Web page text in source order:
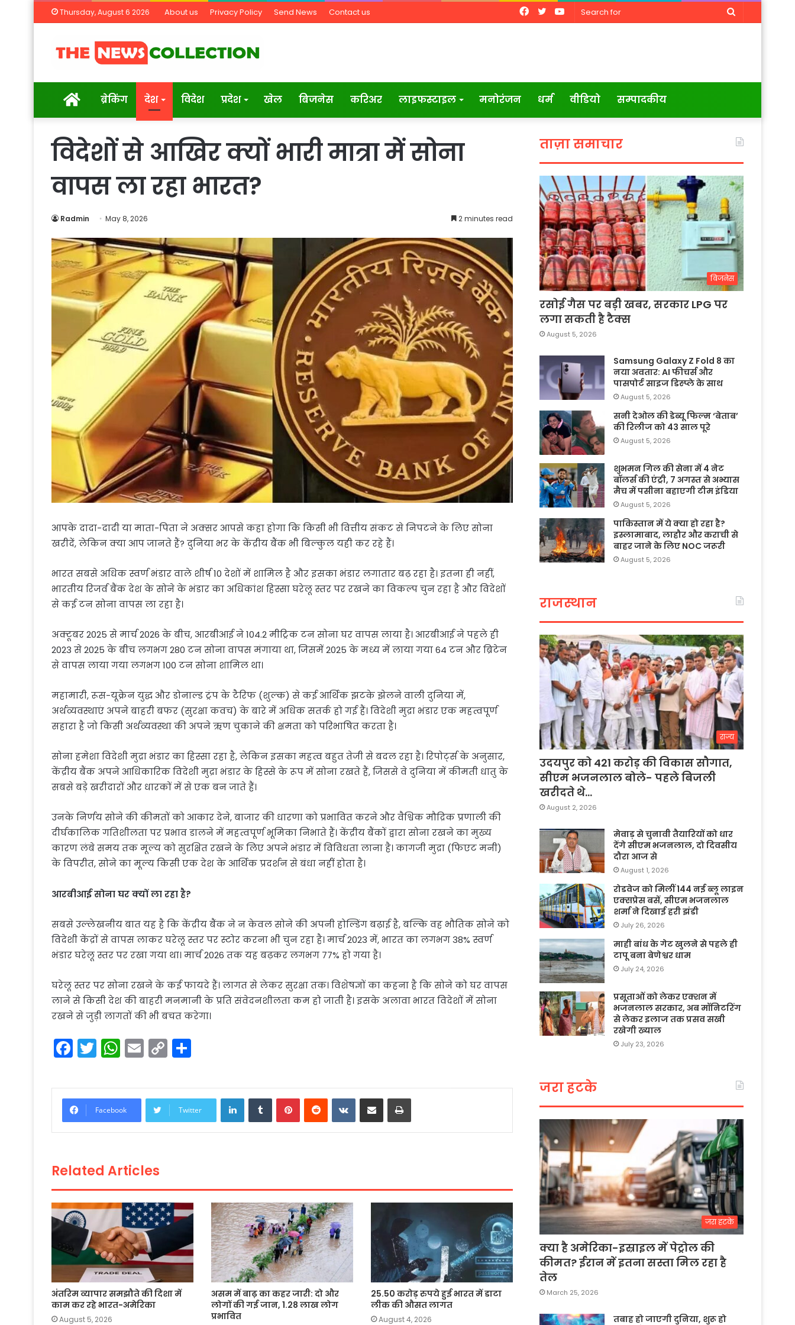
Thursday, August 6 2026 About us Privacy Policy Send News Contact us
Search
YouTube
Twitter
Facebook
Homeब्रेकिंग देश विदेश प्रदेश खेल बिजनेस करिअर लाइफस्टाइल मनोरंजन धर्म वीडियो सम्पादकीय
विदेशों से आखिर क्यों भारी मात्रा में सोना
वापस ला रहा भारत?
Radmin May 8, 2026 2 minutes read
आपके दादा-दादी या माता-पिता ने अक्सर आपसे कहा होगा कि किसी भी वित्तीय संकट से निपटने के लिए सोना
खरीदें, लेकिन क्या आप जानते हैं? दुनिया भर के केंद्रीय बैंक भी बिल्कुल यही कर रहे हैं।
भारत सबसे अधिक स्वर्ण भंडार वाले शीर्ष 10 देशों में शामिल है और इसका भंडार लगातार बढ़ रहा है। इतना ही नहीं,
भारतीय रिजर्व बैंक देश के सोने के भंडार का अधिकांश हिस्सा घरेलू स्तर पर रखने का विकल्प चुन रहा है और विदेशों
से कई टन सोना वापस ला रहा है।
अक्टूबर 2025 से मार्च 2026 के बीच, आरबीआई ने 104.2 मीट्रिक टन सोना घर वापस लाया है। आरबीआई ने पहले ही
2023 से 2025 के बीच लगभग 280 टन सोना वापस मंगाया था, जिसमें 2025 के मध्य में लाया गया 64 टन और ब्रिटेन
से वापस लाया गया लगभग 100 टन सोना शामिल था।
महामारी, रूस-यूक्रेन युद्ध और डोनाल्ड ट्रंप के टैरिफ (शुल्क) से कई आर्थिक झटके झेलने वाली दुनिया में,
अर्थव्यवस्थाएं अपने बाहरी बफर (सुरक्षा कवच) के बारे में अधिक सतर्क हो गई हैं। विदेशी मुद्रा भंडार एक महत्वपूर्ण
सहारा है जो किसी अर्थव्यवस्था की अपने ऋण चुकाने की क्षमता को परिभाषित करता है।
सोना हमेशा विदेशी मुद्रा भंडार का हिस्सा रहा है, लेकिन इसका महत्व बहुत तेजी से बदल रहा है। रिपोर्ट्स के अनुसार,
केंद्रीय बैंक अपने आधिकारिक विदेशी मुद्रा भंडार के हिस्से के रूप में सोना रखते हैं, जिससे वे दुनिया में कीमती धातु के
सबसे बड़े खरीदारों और धारकों में से एक बन जाते हैं।
उनके निर्णय सोने की कीमतों को आकार देने, बाजार की धारणा को प्रभावित करने और वैश्विक मौद्रिक प्रणाली की
दीर्घकालिक गतिशीलता पर प्रभाव डालने में महत्वपूर्ण भूमिका निभाते हैं। केंद्रीय बैंकों द्वारा सोना रखने का मुख्य
कारण लंबे समय तक मूल्य को सुरक्षित रखने के लिए अपने भंडार में विविधता लाना है। कागजी मुद्रा (फिएट मनी)
के विपरीत, सोने का मूल्य किसी एक देश के आर्थिक प्रदर्शन से बंधा नहीं होता है।
आरबीआई सोना घर क्यों ला रहा है?
सबसे उल्लेखनीय बात यह है कि केंद्रीय बैंक ने न केवल सोने की अपनी होल्डिंग बढ़ाई है, बल्कि वह भौतिक सोने को
विदेशी केंद्रों से वापस लाकर घरेलू स्तर पर स्टोर करना भी चुन रहा है। मार्च 2023 में, भारत का लगभग 38% स्वर्ण
भंडार घरेलू स्तर पर रखा गया था। मार्च 2026 तक यह बढ़कर लगभग 77% हो गया है।
घरेलू स्तर पर सोना रखने के कई फायदे हैं। लागत से लेकर सुरक्षा तक। विशेषज्ञों का कहना है कि सोने को घर वापस
लाने से किसी देश की बाहरी मनमानी के प्रति संवेदनशीलता कम हो जाती है। इसके अलावा भारत विदेशों में सोना
रखने से जुड़ी लागतों की भी बचत करेगा।
F
a
c
e
b
o
k
T
w
itt
er
W
h
a
ts
A
p
E
m
ai
l
C
o
p
y
Li
ar
e
Facebook Twitter
LinkedInTumblrPinterestReddit VKontakte
Share via Email Print
Related Articles
अंतरिम व्यापार समझौते की दिशा में
काम कर रहे भारत-अमेरिका
August 5, 2026
असम में बाढ़ का कहर जारी: दो और
लोगों की गई जान, 1.28 लाख लोग
प्रभावित
25.50 करोड़ रुपये हुई भारत में डाटा
लीक की औसत लागत
August 4, 2026
ताज़ा समाचार
बिजनेस
रसोई गैस पर बड़ी खबर, सरकार LPG पर
लगा सकती है टैक्स
August 5, 2026
Samsung Galaxy Z Fold 8 का
नया अवतार: AI फीचर्स और
पासपोर्ट साइज डिस्प्ले के साथ
August 5, 2026
सनी देओल की डेब्यू फिल्म ‘बेताब’
की रिलीज को 43 साल पूरे
August 5, 2026
शुभमन गिल की सेना में 4 नेट
बॉलर्स की एंट्री, 7 अगस्त से अभ्यास
मैच में पसीना बहाएगी टीम इंडिया
August 5, 2026
पाकिस्तान में ये क्या हो रहा है?
इस्लामाबाद, लाहौर और कराची से
बाहर जाने के लिए NOC जरूरी
August 5, 2026
राजस्थान
राज्य
उदयपुर को 421 करोड़ की विकास सौगात,
सीएम भजनलाल बोले- पहले बिजली
खरीदते थे…
August 2, 2026
मेवाड़ से चुनावी तैयारियों को धार
देंगे सीएम भजनलाल, दो दिवसीय
दौरा आज से
August 1, 2026
रोडवेज को मिलीं 144 नई ब्लू लाइन
एक्सप्रेस बसें, सीएम भजनलाल
शर्मा ने दिखाई हरी झंडी
July 26, 2026
माही बांध के गेट खुलने से पहले ही
टापू बना बेणेश्वर धाम
July 24, 2026
प्रसूताओं को लेकर एक्शन में
भजनलाल सरकार, अब मॉनिटरिंग
से लेकर इलाज तक प्रसव सखी
रखेगी ख्याल
July 23, 2026
जरा हटके
जरा हटके
क्या है अमेरिका-इस्राइल में पेट्रोल की
कीमत? ईरान में इतना सस्ता मिल रहा है
तेल
March 25, 2026
तबाह हो जाएगी दुनिया, शुरू हो